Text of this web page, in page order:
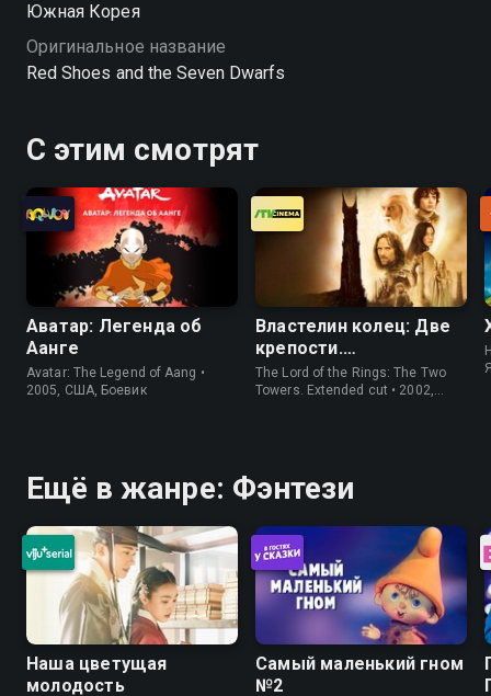
Южная Корея
Оригинальное название
Red Shoes and the Seven Dwarfs
С этим смотрят
Аватар: Легенда об
Аанге
Avatar: The Legend of Aang •
2005, США, Боевик
Властелин колец: Две
крепости.
Расширенная версия
The Lord of the Rings: The Two
Towers. Extended cut • 2002,
Ещё в жанре: Фэнтези
Наша цветущая
молодость
Самый маленький гном
№2